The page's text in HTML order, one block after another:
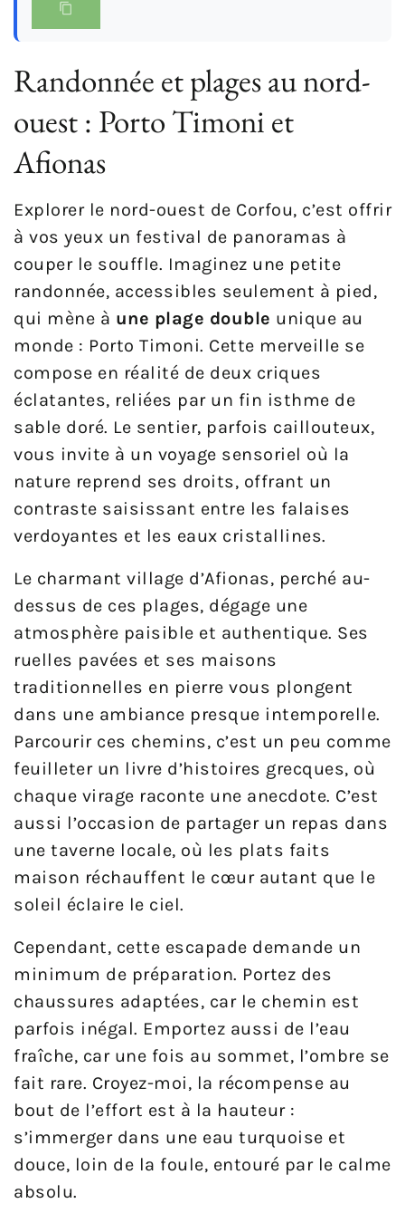
Randonnée et plages au nord-
ouest : Porto Timoni et
Afionas
Explorer le nord-ouest de Corfou, c’est offrir
à vos yeux un festival de panoramas à
couper le souffle. Imaginez une petite
randonnée, accessibles seulement à pied,
qui mène à une plage double unique au
monde : Porto Timoni. Cette merveille se
compose en réalité de deux criques
éclatantes, reliées par un fin isthme de
sable doré. Le sentier, parfois caillouteux,
vous invite à un voyage sensoriel où la
nature reprend ses droits, offrant un
contraste saisissant entre les falaises
verdoyantes et les eaux cristallines.
Le charmant village d’Afionas, perché au-
dessus de ces plages, dégage une
atmosphère paisible et authentique. Ses
ruelles pavées et ses maisons
traditionnelles en pierre vous plongent
dans une ambiance presque intemporelle.
Parcourir ces chemins, c’est un peu comme
feuilleter un livre d’histoires grecques, où
chaque virage raconte une anecdote. C’est
aussi l’occasion de partager un repas dans
une taverne locale, où les plats faits
maison réchauffent le cœur autant que le
soleil éclaire le ciel.
Cependant, cette escapade demande un
minimum de préparation. Portez des
chaussures adaptées, car le chemin est
parfois inégal. Emportez aussi de l’eau
fraîche, car une fois au sommet, l’ombre se
fait rare. Croyez-moi, la récompense au
bout de l’effort est à la hauteur :
s’immerger dans une eau turquoise et
douce, loin de la foule, entouré par le calme
absolu.